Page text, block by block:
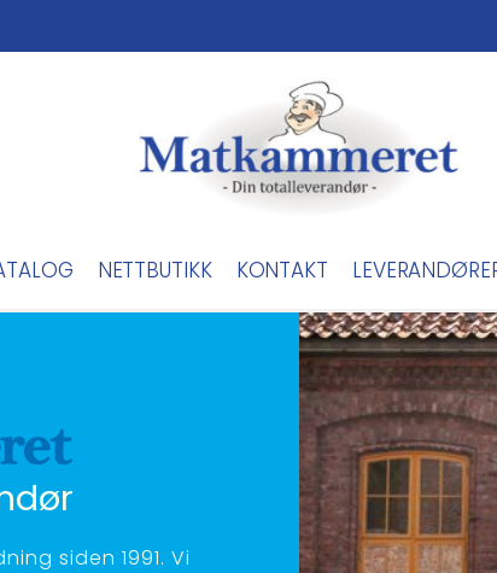
NETTBUTIKK KONTAKT
siden 1991. Vi